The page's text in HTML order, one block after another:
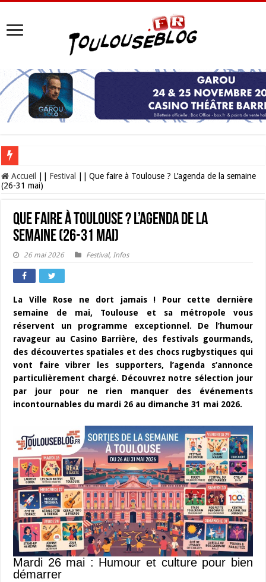
Les Nocturnes de la Cité de l’espace 2026 : l’événement incontournable de
Accueil Festival
Que faire à Toulouse ? L’agenda de la semaine
(26-31 mai)
Que faire à Toulouse ? L’agenda de la
semaine (26-31 mai)
26 mai 2026 Festival,Infos
La Ville Rose ne dort jamais ! Pour cette dernière
semaine de mai, Toulouse et sa métropole vous
réservent un programme exceptionnel. De l’humour
ravageur au Casino Barrière, des festivals gourmands,
des découvertes spatiales et des chocs rugbystiques qui
vont faire vibrer les supporters, l’agenda s’annonce
particulièrement chargé. Découvrez notre sélection jour
par jour pour ne rien manquer des événements
incontournables du mardi 26 au dimanche 31 mai 2026.
Mardi 26 mai : Humour et culture pour bien
démarrer